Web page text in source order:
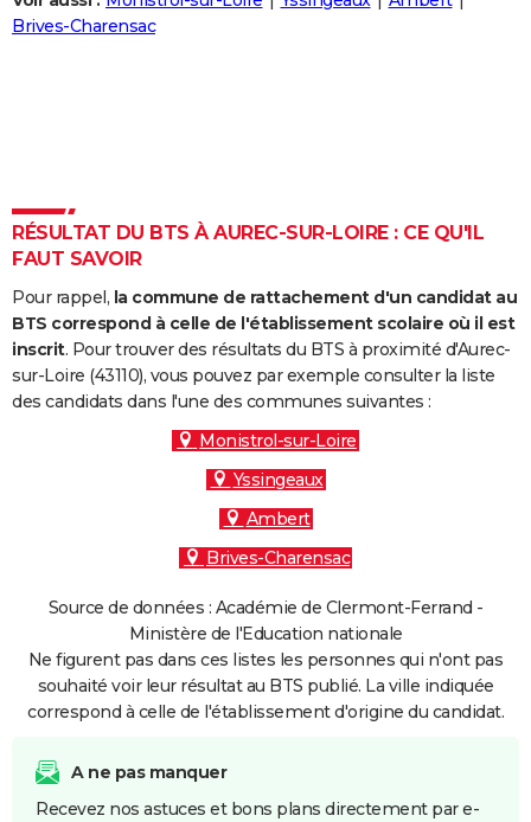
Destinations
City break
Voyage nature
Voyage de noces
Forum
Climat
+
PHOTO
Carte de Noël
Carte Bonne année
Carte Saint-Valentin
Carte Pâques
Carte d'anniversaire
DICTIONNAIRE
Dictionnaire
Biographies
Citations
Expressions
Proverbes
PROGRAMME TV
COPAINS D'AVANT
S'inscrire
Se connecter
Lycées
Collèges
Primaires
Universités
Entreprises
Service militaire
Avis de recherche
AVIS DE DÉCÈS
FORUM
Brives-Charensac
RÉSULTAT DU BTS À AUREC-SUR-LOIRE : CE QU'IL
FAUT SAVOIR
Pour rappel, la commune de rattachement d'un candidat au
BTS correspond à celle de l'établissement scolaire où il est
inscrit. Pour trouver des résultats du BTS à proximité d'Aurec-
sur-Loire (43110), vous pouvez par exemple consulter la liste
des candidats dans l'une des communes suivantes :
Monistrol-sur-Loire
Yssingeaux
Ambert
Brives-Charensac
Source de données : Académie de Clermont-Ferrand -
Ministère de l'Education nationale
Ne figurent pas dans ces listes les personnes qui n'ont pas
souhaité voir leur résultat au BTS publié. La ville indiquée
correspond à celle de l'établissement d'origine du candidat.
A ne pas manquer
Recevez nos astuces et bons plans directement par e-